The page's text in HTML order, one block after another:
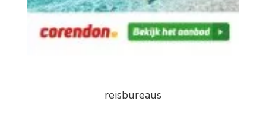
reisbureaus